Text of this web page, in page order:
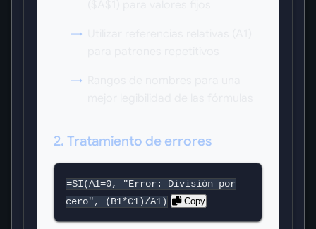
2. Tratamiento de errores
=SI(A1=0, "Error: División por
cero", (B1*C1)/A1)
Copy